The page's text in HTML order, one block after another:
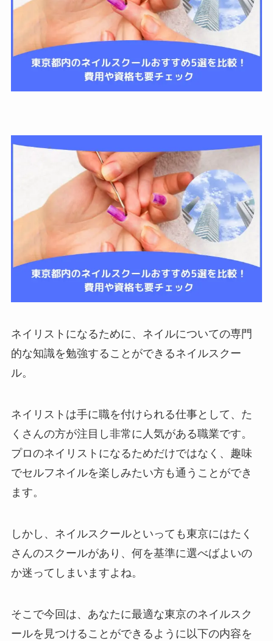
ネイリストになるために、ネイルについての専門
的な知識を勉強することができるネイルスクー
ル。
ネイリストは手に職を付けられる仕事として、た
くさんの方が注目し非常に人気がある職業です。
プロのネイリストになるためだけではなく、趣味
でセルフネイルを楽しみたい方も通うことができ
ます。
しかし、ネイルスクールといっても東京にはたく
さんのスクールがあり、何を基準に選べばよいの
か迷ってしまいますよね。
そこで今回は、あなたに最適な東京のネイルスク
ールを見つけることができるように以下の内容を